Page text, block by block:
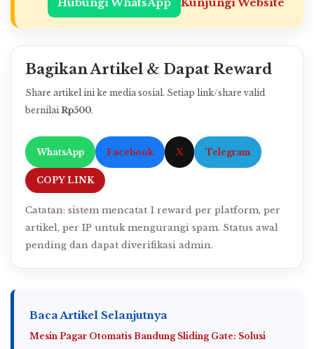
Bagikan Artikel & Dapat Reward
Share artikel ini ke media sosial. Setiap link/share valid
bernilaiRp500.
WhatsApp Facebook X Telegram
COPY LINK
Catatan: sistem mencatat 1 reward per platform, per
artikel, per IP untuk mengurangi spam. Status awal
pending dan dapat diverifikasi admin.
Baca Artikel Selanjutnya
Mesin Pagar Otomatis Bandung Sliding Gate: Solusi